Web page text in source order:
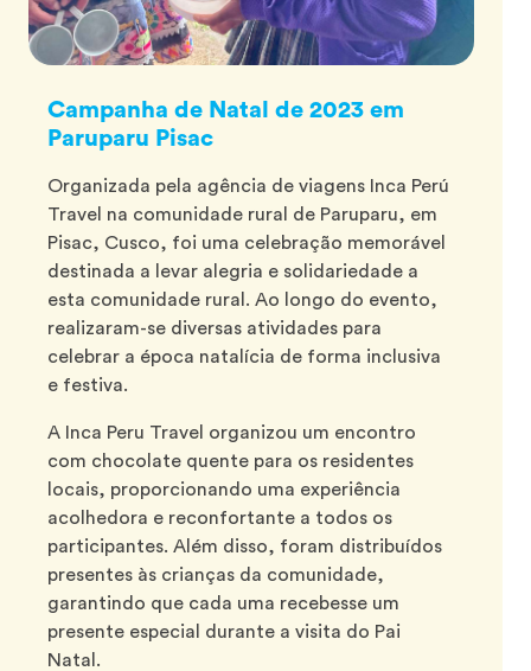
Campanha de Natal de 2023 em
Paruparu Pisac
Organizada pela agência de viagens Inca Perú
Travel na comunidade rural de Paruparu, em
Pisac, Cusco, foi uma celebração memorável
destinada a levar alegria e solidariedade a
esta comunidade rural. Ao longo do evento,
realizaram-se diversas atividades para
celebrar a época natalícia de forma inclusiva
e festiva.
A Inca Peru Travel organizou um encontro
com chocolate quente para os residentes
locais, proporcionando uma experiência
acolhedora e reconfortante a todos os
participantes. Além disso, foram distribuídos
presentes às crianças da comunidade,
garantindo que cada uma recebesse um
presente especial durante a visita do Pai
Natal.